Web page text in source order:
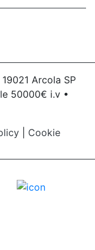
Arcola SP
50000€ i.v •
Cookie